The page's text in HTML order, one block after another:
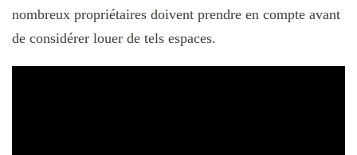
nombreux propriétaires doivent prendre en compte avant
de considérer louer de tels espaces.